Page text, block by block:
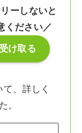
ーしないと
ください／
け取る
、詳しく
。